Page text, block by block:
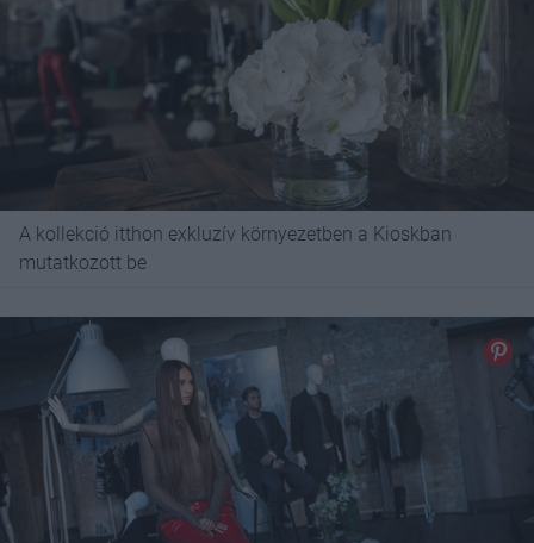
A kollekció itthon exkluzív környezetben a Kioskban
mutatkozott be